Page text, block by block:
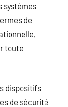
systèmes
de
toute
dispositifs
de sécurité